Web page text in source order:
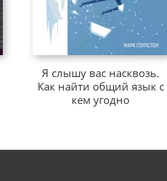
Я слышу вас насквозь.
Как найти общий язык с
кем угодно